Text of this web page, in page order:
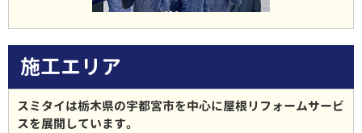
施工エリア
スミタイは栃木県の宇都宮市を中心に屋根リフォームサービ
スを展開しています。